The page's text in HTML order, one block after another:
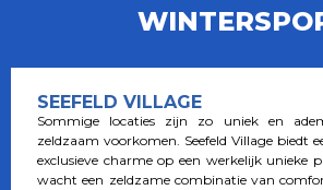
SEEFELD VILLAGE
Sommige locaties zijn zo uniek en
zeldzaam voorkomen. Seefeld Village biedt
exclusieve charme op een werkelijk unieke
wacht een zeldzame combinatie van